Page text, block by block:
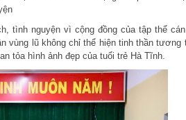
tình nguyện vì cộng đồng của tập thể
vùng lũ không chỉ thể hiện tinh thần tương
tỏa hình ảnh đẹp của tuổi trẻ Hà Tĩnh.